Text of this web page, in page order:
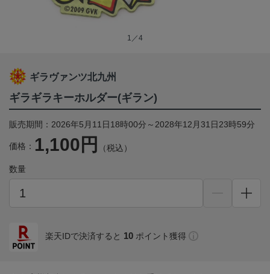
1／4
ギラヴァンツ北九州
ギラギラキーホルダー(ギラン)
販売期間：2026年5月11日18時00分～2028年12月31日23時59分
価格： 1,100円 （税込）
数量
楽天IDで決済すると 10 ポイント獲得